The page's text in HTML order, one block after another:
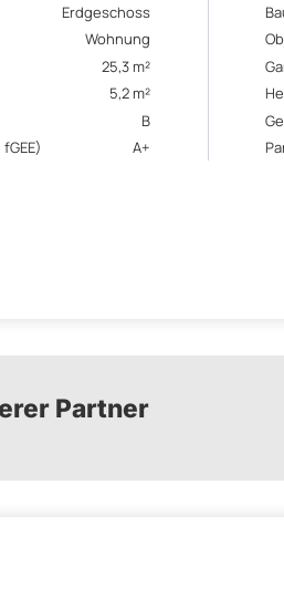
Erdgeschoss
Wohnung
25,3 m²
5,2 m²
B
A+
Partner